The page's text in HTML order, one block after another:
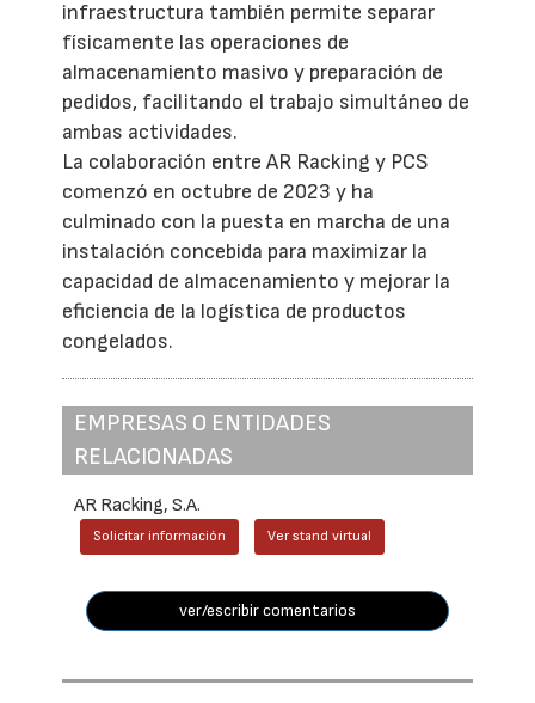
infraestructura también permite separar
físicamente las operaciones de
almacenamiento masivo y preparación de
pedidos, facilitando el trabajo simultáneo de
ambas actividades.
La colaboración entre AR Racking y PCS
comenzó en octubre de 2023 y ha
culminado con la puesta en marcha de una
instalación concebida para maximizar la
capacidad de almacenamiento y mejorar la
eficiencia de la logística de productos
congelados.
EMPRESAS O ENTIDADES
RELACIONADAS
AR Racking, S.A.
Solicitar información Ver stand virtual
ver/escribir comentarios